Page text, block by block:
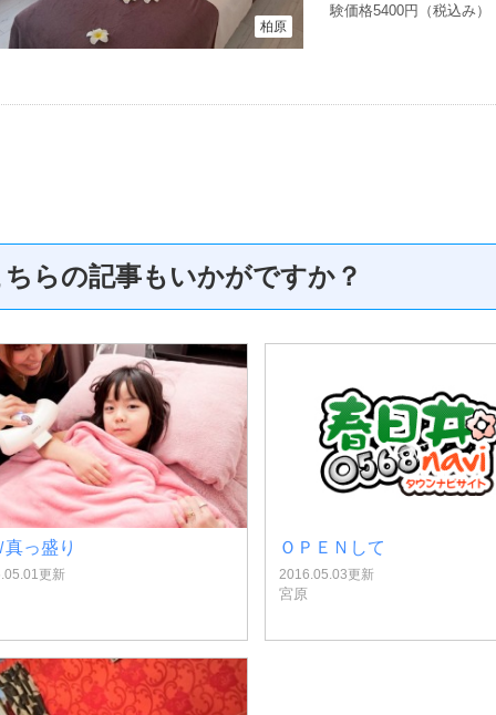
柏原
験価格5400円（税込み）
らの記事もいかがですか？
真っ盛り
更新
ＯＰＥＮして
2016.05.03更新
宮原